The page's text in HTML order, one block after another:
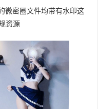
微密圈文件均带有水印这
资源